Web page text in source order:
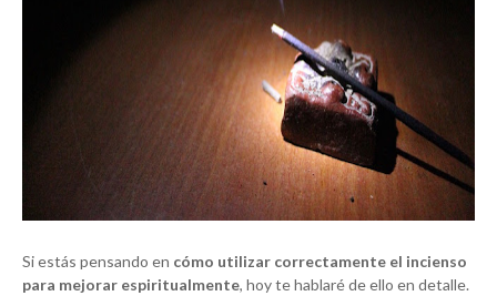
Si estás pensando en cómo utilizar correctamente el incienso
para mejorar espiritualmente, hoy te hablaré de ello en detalle.